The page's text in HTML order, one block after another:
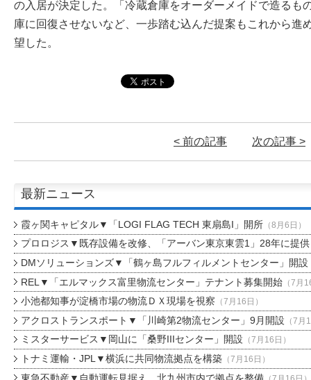
の入居が決定した。「冷蔵倉庫をオーダーメイドで造るも
庫に回復させないなど、一歩踏む込んだ提案もこれから進
望した。
< 前の記事 次の記事 >
最新ニュース
霞ヶ関キャピタル▼「LOGI FLAG TECH 東扇島I」開所（8月6日）
プロロジス▼既存設備を改修、「アーバン東京東雲1」28年に提供
DMソリューションズ▼「鶴ヶ島フルフィルメントセンター」開設
REL▼「エルマックス富里物流センター」テナント募集開始（7月
小池都知事が淀橋市場の物流ＤＸ現場を視察 （7月16日）
アクロストランスポート▼「川崎第2物流センター」9月開設 （7月
ミスターサービス▼岡山に「桑野IIIセンター」開設 （7月16日）
トナミ運輸・JPL▼横浜に共同物流拠点を構築（7月16日）
東急不動産▼自動運転見据え、北九州市内で拠点を整備（7月16日）